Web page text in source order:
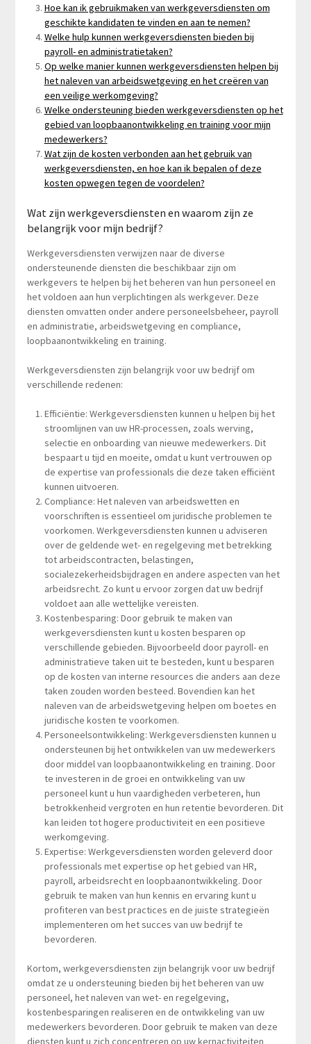
Hoe kan ik gebruikmaken van werkgeversdiensten om
geschikte kandidaten te vinden en aan te nemen?
Welke hulp kunnen werkgeversdiensten bieden bij
payroll- en administratietaken?
Op welke manier kunnen werkgeversdiensten helpen bij
het naleven van arbeidswetgeving en het creëren van
een veilige werkomgeving?
Welke ondersteuning bieden werkgeversdiensten op het
gebied van loopbaanontwikkeling en training voor mijn
medewerkers?
Wat zijn de kosten verbonden aan het gebruik van
werkgeversdiensten, en hoe kan ik bepalen of deze
kosten opwegen tegen de voordelen?
Wat zijn werkgeversdiensten en waarom zijn ze
belangrijk voor mijn bedrijf?
Werkgeversdiensten verwijzen naar de diverse
ondersteunende diensten die beschikbaar zijn om
werkgevers te helpen bij het beheren van hun personeel en
het voldoen aan hun verplichtingen als werkgever. Deze
diensten omvatten onder andere personeelsbeheer, payroll
en administratie, arbeidswetgeving en compliance,
loopbaanontwikkeling en training.
Werkgeversdiensten zijn belangrijk voor uw bedrijf om
verschillende redenen:
Efficiëntie: Werkgeversdiensten kunnen u helpen bij het
stroomlijnen van uw HR-processen, zoals werving,
selectie en onboarding van nieuwe medewerkers. Dit
bespaart u tijd en moeite, omdat u kunt vertrouwen op
de expertise van professionals die deze taken efficiënt
kunnen uitvoeren.
Compliance: Het naleven van arbeidswetten en
voorschriften is essentieel om juridische problemen te
voorkomen. Werkgeversdiensten kunnen u adviseren
over de geldende wet- en regelgeving met betrekking
tot arbeidscontracten, belastingen,
socialezekerheidsbijdragen en andere aspecten van het
arbeidsrecht. Zo kunt u ervoor zorgen dat uw bedrijf
voldoet aan alle wettelijke vereisten.
Kostenbesparing: Door gebruik te maken van
werkgeversdiensten kunt u kosten besparen op
verschillende gebieden. Bijvoorbeeld door payroll- en
administratieve taken uit te besteden, kunt u besparen
op de kosten van interne resources die anders aan deze
taken zouden worden besteed. Bovendien kan het
naleven van de arbeidswetgeving helpen om boetes en
juridische kosten te voorkomen.
Personeelsontwikkeling: Werkgeversdiensten kunnen u
ondersteunen bij het ontwikkelen van uw medewerkers
door middel van loopbaanontwikkeling en training. Door
te investeren in de groei en ontwikkeling van uw
personeel kunt u hun vaardigheden verbeteren, hun
betrokkenheid vergroten en hun retentie bevorderen. Dit
kan leiden tot hogere productiviteit en een positieve
werkomgeving.
Expertise: Werkgeversdiensten worden geleverd door
professionals met expertise op het gebied van HR,
payroll, arbeidsrecht en loopbaanontwikkeling. Door
gebruik te maken van hun kennis en ervaring kunt u
profiteren van best practices en de juiste strategieën
implementeren om het succes van uw bedrijf te
bevorderen.
Kortom, werkgeversdiensten zijn belangrijk voor uw bedrijf
omdat ze u ondersteuning bieden bij het beheren van uw
personeel, het naleven van wet- en regelgeving,
kostenbesparingen realiseren en de ontwikkeling van uw
medewerkers bevorderen. Door gebruik te maken van deze
diensten kunt u zich concentreren op uw kernactiviteiten